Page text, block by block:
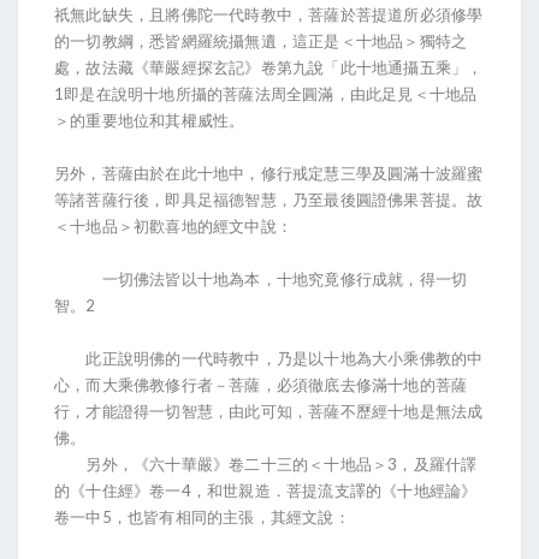
祇無此缺失，且將佛陀一代時教中，菩薩於菩提道所必須修學
的一切教綱，悉皆網羅統攝無遺，這正是＜十地品＞獨特之
處，故法藏《華嚴經探玄記》卷第九說「此十地通攝五乘」，
1即是在說明十地所攝的菩薩法周全圓滿，由此足見＜十地品
＞的重要地位和其權威性。
另外，菩薩由於在此十地中，修行戒定慧三學及圓滿十波羅蜜
等諸菩薩行後，即具足福德智慧，乃至最後圓證佛果菩提。故
＜十地品＞初歡喜地的經文中說：
一切佛法皆以十地為本，十地究竟修行成就，得一切
智。2
此正說明佛的一代時教中，乃是以十地為大小乘佛教的中
心，而大乘佛教修行者－菩薩，必須徹底去修滿十地的菩薩
行，才能證得一切智慧，由此可知，菩薩不歷經十地是無法成
佛。
另外，《六十華嚴》卷二十三的＜十地品＞3，及羅什譯
的《十住經》卷一4，和世親造．菩提流支譯的《十地經論》
卷一中5，也皆有相同的主張，其經文說：